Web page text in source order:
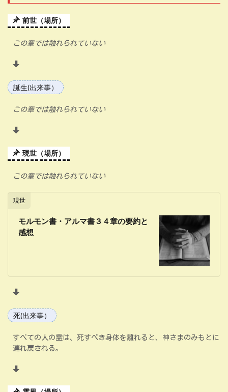
前世（場所）
この章では触れられていない
誕生(出来事）
この章では触れられていない
現世（場所）
この章では触れられていない
現世
モルモン書・アルマ書３４章の要約と
感想
死(出来事）
すべての人の霊は、死すべき身体を離れると、神さまのみもとに
連れ戻される。